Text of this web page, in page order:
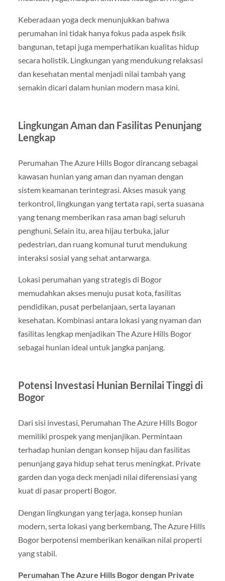
Keberadaan yoga deck menunjukkan bahwa
perumahan ini tidak hanya fokus pada aspek fisik
bangunan, tetapi juga memperhatikan kualitas hidup
secara holistik. Lingkungan yang mendukung relaksasi
dan kesehatan mental menjadi nilai tambah yang
semakin dicari dalam hunian modern masa kini.
Lingkungan Aman dan Fasilitas Penunjang
Lengkap
Perumahan The Azure Hills Bogor dirancang sebagai
kawasan hunian yang aman dan nyaman dengan
sistem keamanan terintegrasi. Akses masuk yang
terkontrol, lingkungan yang tertata rapi, serta suasana
yang tenang memberikan rasa aman bagi seluruh
penghuni. Selain itu, area hijau terbuka, jalur
pedestrian, dan ruang komunal turut mendukung
interaksi sosial yang sehat antarwarga.
Lokasi perumahan yang strategis di Bogor
memudahkan akses menuju pusat kota, fasilitas
pendidikan, pusat perbelanjaan, serta layanan
kesehatan. Kombinasi antara lokasi yang nyaman dan
fasilitas lengkap menjadikan The Azure Hills Bogor
sebagai hunian ideal untuk jangka panjang.
Potensi Investasi Hunian Bernilai Tinggi di
Bogor
Dari sisi investasi, Perumahan The Azure Hills Bogor
memiliki prospek yang menjanjikan. Permintaan
terhadap hunian dengan konsep hijau dan fasilitas
penunjang gaya hidup sehat terus meningkat. Private
garden dan yoga deck menjadi nilai diferensiasi yang
kuat di pasar properti Bogor.
Dengan lingkungan yang terjaga, konsep hunian
modern, serta lokasi yang berkembang, The Azure Hills
Bogor berpotensi memberikan kenaikan nilai properti
yang stabil.
Perumahan The Azure Hills Bogor dengan Private